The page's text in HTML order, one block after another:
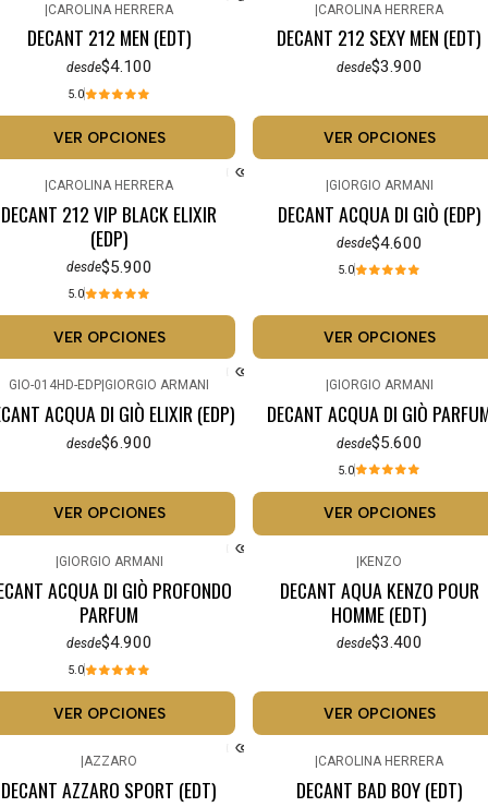
|CAROLINA HERRERA
DECANT 212 MEN (EDT)
desde$4.100
5.0
VER OPCIONES
|CAROLINA HERRERA
DECANT 212 SEXY MEN (EDT)
desde$3.900
VER OPCIONES
CAROLINA HERRERA
DECANT 212 VIP BLACK ELIXIR
(EDP)
desde$5.900
5.0
VER OPCIONES
GIORGIO ARMANI
DECANT ACQUA DI GIÒ (EDP)
desde$4.600
5.0
VER OPCIONES
GIO-014HD-EDP GIORGIO ARMANI
ACQUA DI GIÒ ELIXIR (EDP)
desde$6.900
VER OPCIONES
GIORGIO ARMANI
DECANT ACQUA DI GIÒ
desde$5.600
5.0
VER OPCIONES
|GIORGIO ARMANI
ACQUA DI GIÒ PROFONDO
PARFUM
desde$4.900
5.0
VER OPCIONES
|KENZO
DECANT AQUA KENZO POUR
HOMME (EDT)
desde$3.400
VER OPCIONES
AZZARO
DECANT AZZARO SPORT (EDT)
CAROLINA HERRERA
DECANT BAD BOY (EDT)